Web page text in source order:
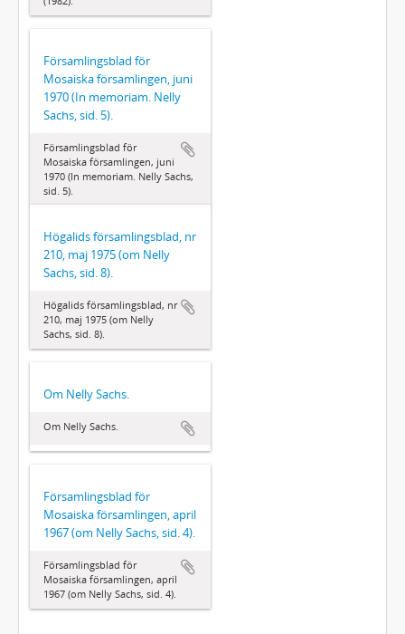
Församlingsblad för
Mosaiska församlingen, juni
1970 (In memoriam. Nelly
Sachs, sid. 5).
Församlingsblad för
Mosaiska församlingen, juni
1970 (In memoriam. Nelly Sachs,
sid. 5).
Högalids församlingsblad, nr
210, maj 1975 (om Nelly
Sachs, sid. 8).
Högalids församlingsblad, nr
210, maj 1975 (om Nelly
Sachs, sid. 8).
Om Nelly Sachs.
Om Nelly Sachs.
Församlingsblad för
Mosaiska församlingen, april
1967 (om Nelly Sachs, sid. 4).
Församlingsblad för
Mosaiska församlingen, april
1967 (om Nelly Sachs, sid. 4).